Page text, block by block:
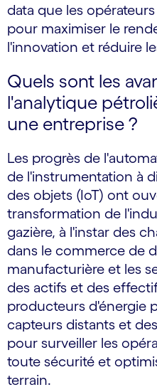
data que les
pour maximiser le
l'innovation et réduire
Quels sont les
l'analytique
une entreprise ?
Les progrès de
de l'instrumentation à
des objets (IoT) ont
transformation de
gazière, à l'instar des
dans le commerce de
manufacturière et les
des actifs et des
producteurs d'énergie
capteurs distants et
pour surveiller les
toute sécurité et
terrain.